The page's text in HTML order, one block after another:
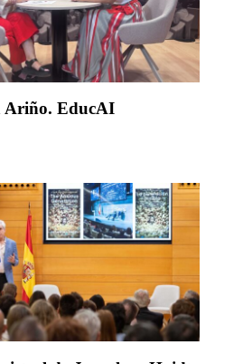
Ariño. EducAI